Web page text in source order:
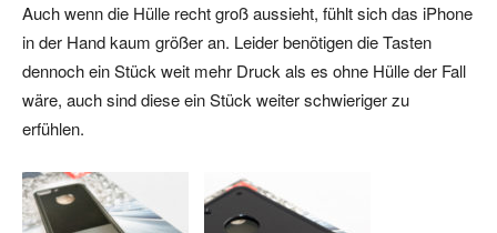
Auch wenn die Hülle recht groß aussieht, fühlt sich das iPhone
in der Hand kaum größer an. Leider benötigen die Tasten
dennoch ein Stück weit mehr Druck als es ohne Hülle der Fall
wäre, auch sind diese ein Stück weiter schwieriger zu
erfühlen.